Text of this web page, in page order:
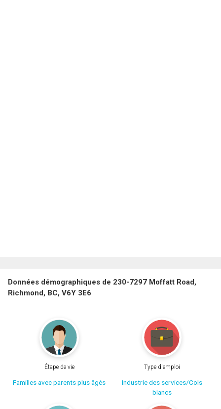
Données démographiques de 230-7297 Moffatt Road,
Richmond, BC, V6Y 3E6
Étape de vie
Familles avec parents plus âgés
Type d'emploi
Industrie des services/Cols
blancs